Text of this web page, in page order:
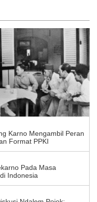
Karno Mengambil Peran
Format PPKI
Pada Masa
Indonesia